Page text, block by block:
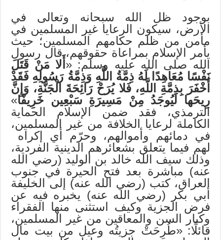
بوجود ظل الله سبحانه وتعالى في
الأرض، سيكون الرعايا غير المسلمين في
مأمن من ظلم حكامهم المسلمين؛ حيث
يأمر الإسلام بمراعاة حقوقهم، قال رسول
الله صلى الله عليه وسلم: « أَلا مَنْ قَتَلَ
نَفْسًا مُعَاهِدًا لَهُ ذِمَّةُ اللَّهِ وَذِمَّةُ رَسُولِهِ فَقَدْ
أَخْفَرَ بِذِمَّةِ اللَّهِ، فَلا يُرَحْ رَائِحَةَ الْجَنَّةِ، وَإِنَّ
رِيحَها لَيُوجَدُ مِنْ مَسِيرَةِ سَبْعِين خَرِيفًا»
الترمذي، فقد ضمن الإسلام الحماية
الكاملة لرعايا الخلافة من غير المسلمين،
في دمائهم وأموالهم، وحرّم أي إكراه
لهم فيما يتعلق بشعائرهم الدينية الفردية،
وذلك سيف الله خالد بن الوليد (رضي الله
عنه) مباشرة بعد فتح الحيرة في جنوب
العراق، كتب (رضي الله عنه) إلى الخليفة
أبي بكر (رضي الله عنه) يخبره فيه عن
فرض الجزية وكيف استثنى منها الفقراء
وكبار السن والمعاقين من غير المسلمين،
قائلًا: «طُرِحَتْ جزيتُه وعيل من بيت مال